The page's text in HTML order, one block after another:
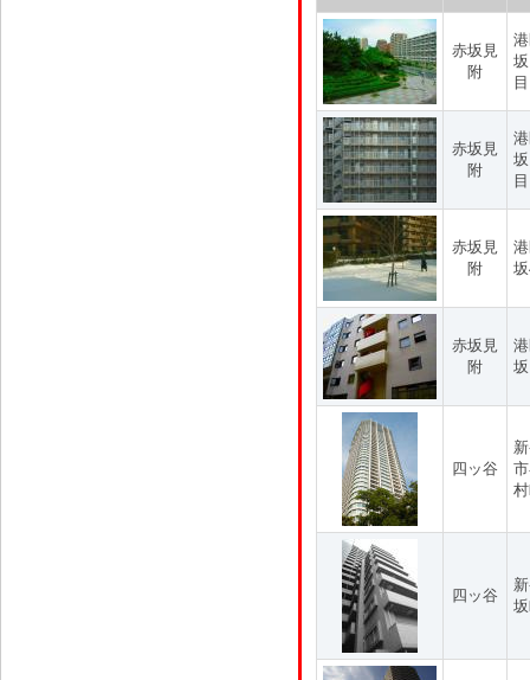
赤坂見
附
目
赤坂見
附
目
赤坂見
附
赤坂見
附
四ッ谷
四ッ谷